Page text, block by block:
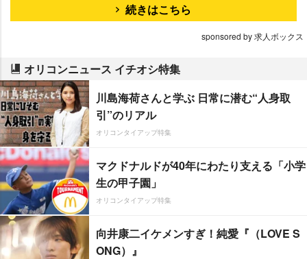
続きはこちら
sponsored by 求人ボックス
オリコンニュース イチオシ特集
川島海荷さんと学ぶ 日常に潜む“人身取
引”のリアル
オリコンタイアップ特集
マクドナルドが40年にわたり支える「小学
生の甲子園」
オリコンタイアップ特集
向井康二イケメンすぎ！純愛『（LOVE S
ONG）』